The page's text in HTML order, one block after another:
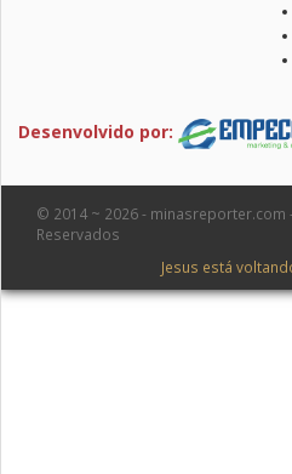
Desenvolvido por:
© 2014 ~ 2026 -
Reservados
Jesus está